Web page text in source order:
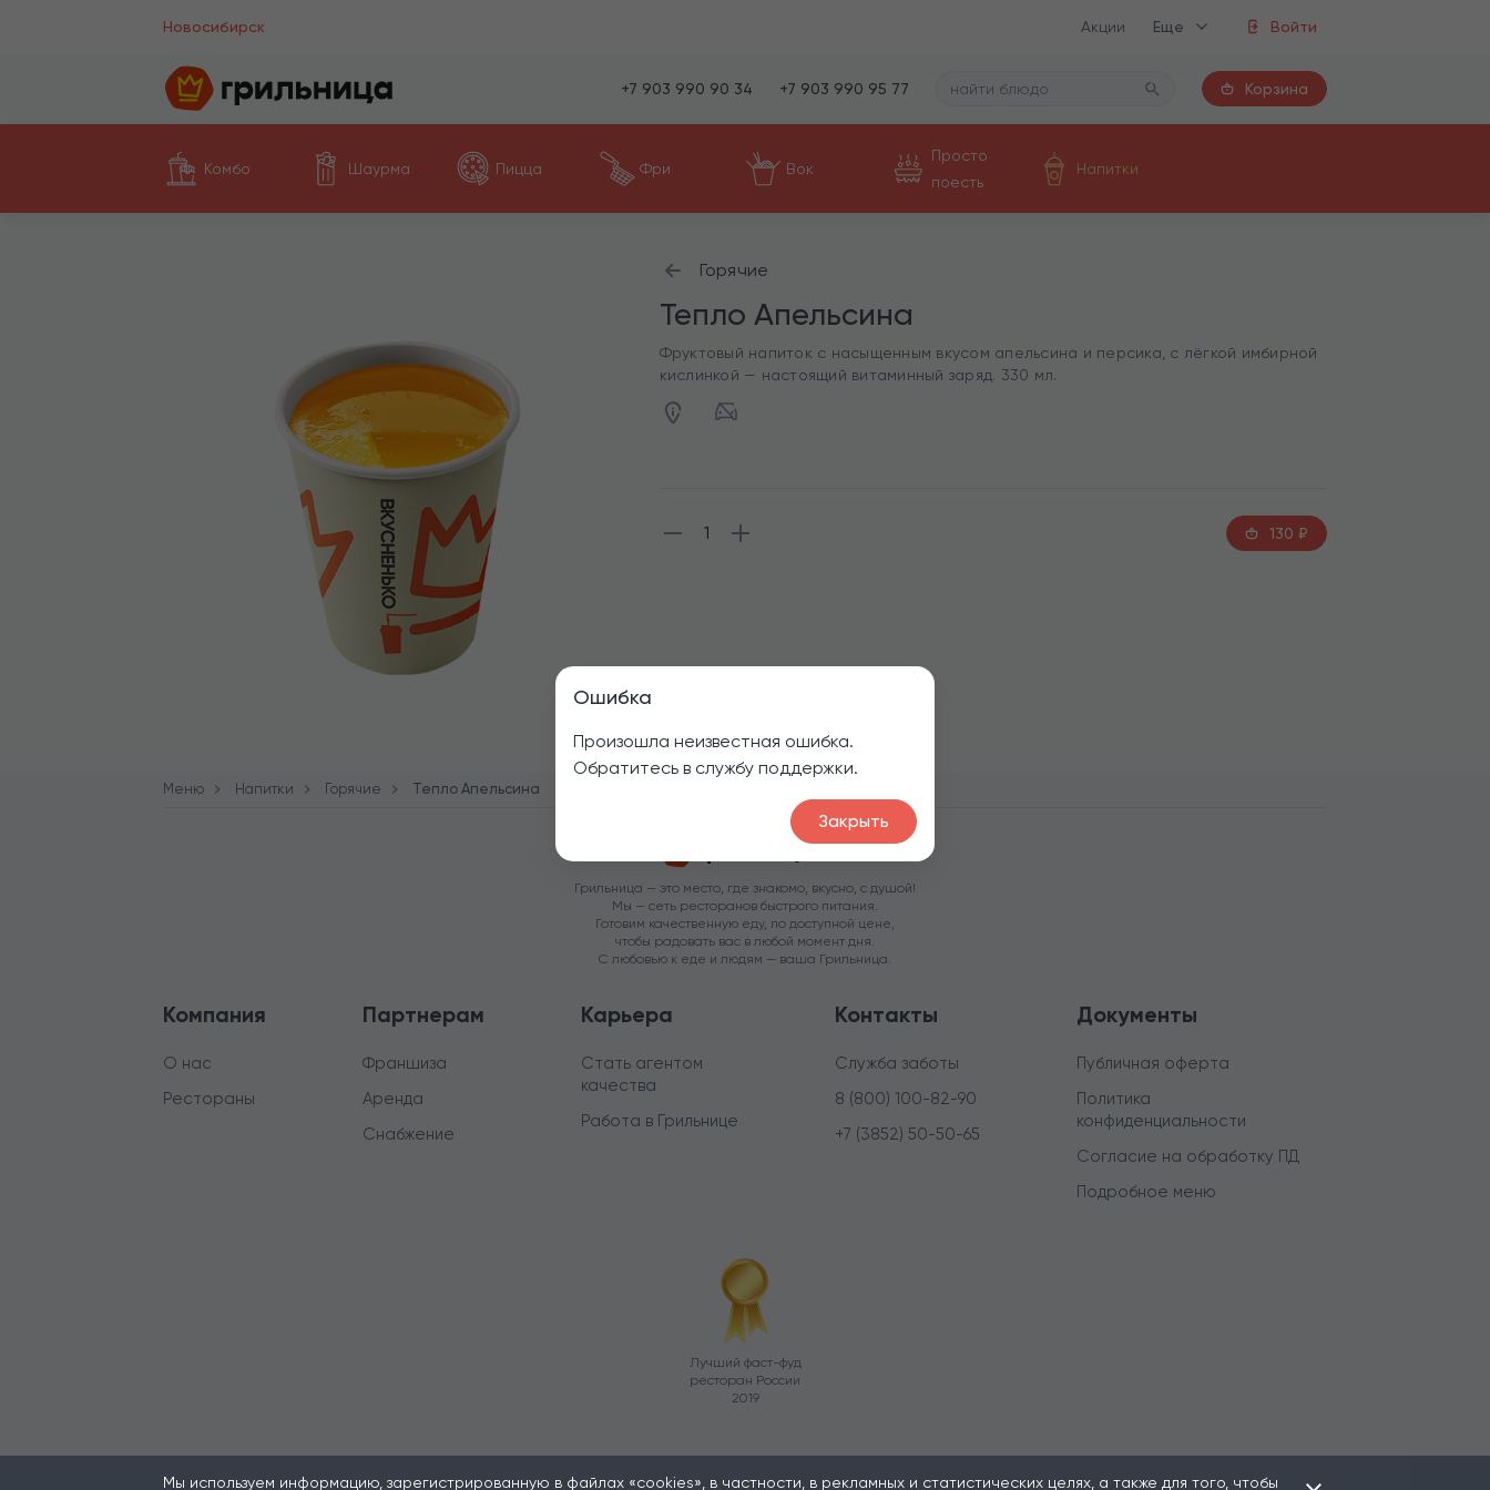
Новосибирск Акции Еще Войти
+7 903 990 90 34 +7 903 990 95 77 Корзина
Комбо Шаурма Пицца Фри Вок
Просто
поесть
Напитки
Ошибка
Произошла неизвестная ошибка.
Обратитесь в службу поддержки.
Закрыть
Горячие
Тепло Апельсина
Фруктовый напиток с насыщенным вкусом апельсина и персика, с лёгкой имбирной
кислинкой — настоящий витаминный заряд. 330 мл.
1 130 ₽
Меню Напитки Горячие Тепло Апельсина
Мы используем информацию, зарегистрированную в файлах «cookies», в частности, в рекламных и статистических целях, а также для того, чтобы
Грильница — это место, где знакомо, вкусно, с душой!
Мы — сеть ресторанов быстрого питания.
Готовим качественную еду, по доступной цене,
чтобы радовать вас в любой момент дня.
С любовью к еде и людям — ваша Грильница.
Компания
О нас
Рестораны
Партнерам
Франшиза
Аренда
Снабжение
Карьера
Стать агентом
качества
Работа в Грильнице
Контакты
Служба заботы
8 (800) 100-82-90
+7 (3852) 50-50-65
Документы
Публичная оферта
Политика
конфиденциальности
Согласие на обработку ПД
Подробное меню
Лучший фаст-фуд
ресторан России
2019